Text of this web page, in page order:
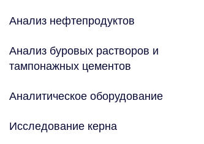
Анализ нефтепродуктов
Анализ буровых растворов и
тампонажных цементов
Аналитическое оборудование
Исследование керна